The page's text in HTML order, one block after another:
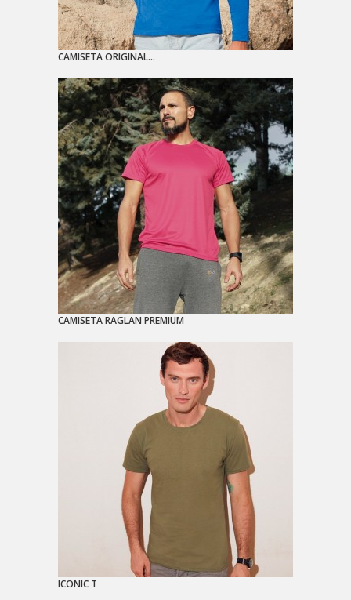
CAMISETA ORIGINAL...
CAMISETA RAGLAN PREMIUM
ICONIC T